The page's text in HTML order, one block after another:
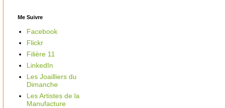
Me Suivre
Facebook
Flickr
Filière 11
LinkedIn
Les Joailliers du
Dimanche
Les Artistes de la
Manufacture